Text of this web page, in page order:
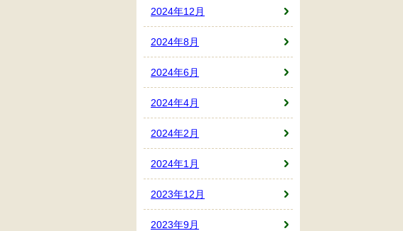
2024年12月
2024年8月
2024年6月
2024年4月
2024年2月
2024年1月
2023年12月
2023年9月